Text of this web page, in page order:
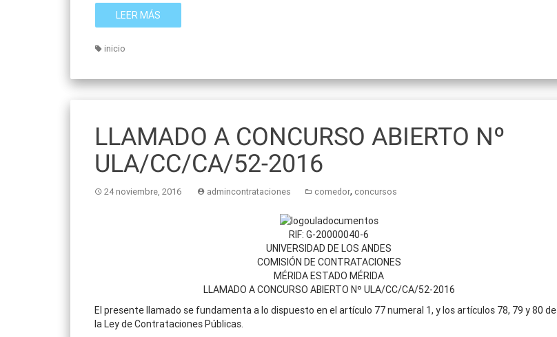
LEER MÁS
inicio
LLAMADO A CONCURSO ABIERTO Nº
ULA/CC/CA/52-2016
24 noviembre, 2016 admincontrataciones comedor, concursos
RIF: G-20000040-6
UNIVERSIDAD DE LOS ANDES
COMISIÓN DE CONTRATACIONES
MÉRIDA ESTADO MÉRIDA
LLAMADO A CONCURSO ABIERTO Nº ULA/CC/CA/52-2016
El presente llamado se fundamenta a lo dispuesto en el artículo 77 numeral 1, y los artículos 78, 79 y 80 de
la Ley de Contrataciones Públicas.